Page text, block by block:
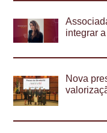
integrar
Nova